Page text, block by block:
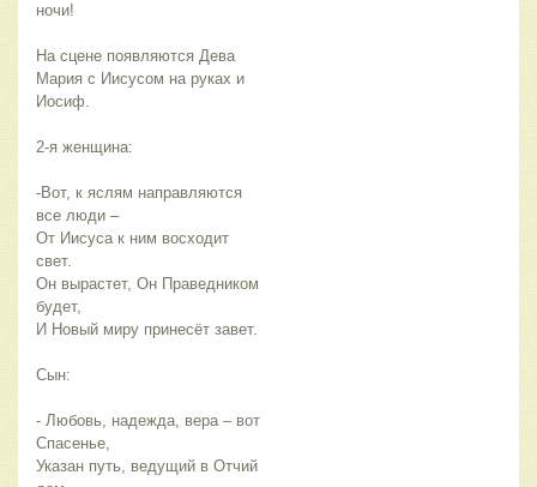
ночи!
На сцене появляются Дева
Мария с Иисусом на руках и
Иосиф.
2-я женщина:
-Вот, к яслям направляются
все люди –
От Иисуса к ним восходит
свет.
Он вырастет, Он Праведником
будет,
И Новый миру принесёт завет.
Сын:
- Любовь, надежда, вера – вот
Спасенье,
Указан путь, ведущий в Отчий